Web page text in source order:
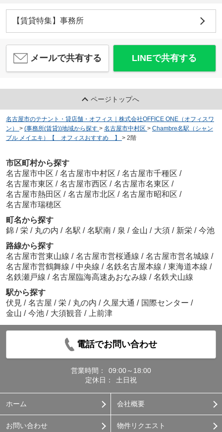
【賃貸特集】事務所
メールで共有する LINEで共有する
ページトップへ
名古屋市のテナント・貸店舗・オフィス｜株式会社OFFICE ONE（オフィスワ
ン）
> (事務所(賃貸))地域から探す > 名古屋市中村区 > Chambre名駅（シャン
ブル メイエキ）【 オフィスおすすめ 】
> 2階
市区町村から探す
名古屋市中区 / 名古屋市中村区 / 名古屋市千種区 /
名古屋市東区 / 名古屋市西区 / 名古屋市名東区 /
名古屋市熱田区 / 名古屋市北区 / 名古屋市昭和区 /
名古屋市瑞穂区
町名から探す
錦 / 栄 / 丸の内 / 名駅 / 名駅南 / 泉 / 金山 / 大須 / 新栄 / 今池
路線から探す
名古屋市営東山線 / 名古屋市営桜通線 / 名古屋市営名城線 /
名古屋市営鶴舞線 / 中央線 / 名鉄名古屋本線 / 東海道本線 /
名鉄瀬戸線 / 名古屋臨海高速あおなみ線 / 名鉄犬山線
駅から探す
伏見 / 名古屋 / 栄 / 丸の内 / 久屋大通 / 国際センター /
金山 / 今池 / 大須観音 / 上前津
電話でお問い合わせ
営業時間：
09:00～18:00
定休日：
土日祝
ホーム 会社概要
お問い合わせ 物件リクエスト